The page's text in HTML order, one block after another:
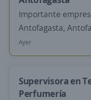
Importante
Antofagasta,
Ayer
Supervisora en
Perfumería